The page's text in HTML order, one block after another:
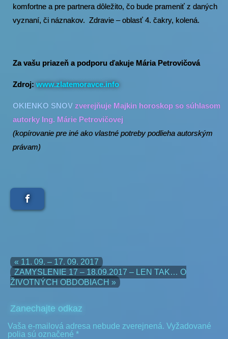
komfortne a pre partnera dôležito, čo bude prameniť z daných
vyznaní, či náznakov. Zdravie – oblasť 4. čakry, kolená.
Za vašu priazeň a podporu ďakuje Mária Petrovičová
Zdroj: www.zlatemoravce.info
OKIENKO SNOV zverejňuje Majkin horoskop so súhlasom
autorky Ing. Márie Petrovičovej
(kopírovanie pre iné ako vlastné potreby podlieha autorským
právam)
« 11. 09. – 17. 09. 2017
ZAMYSLENIE 17 – 18.09.2017 – LEN TAK… O
ŽIVOTNÝCH OBDOBIACH »
Zanechajte odkaz
Vaša e-mailová adresa nebude zverejnená. Vyžadované
polia sú označené *